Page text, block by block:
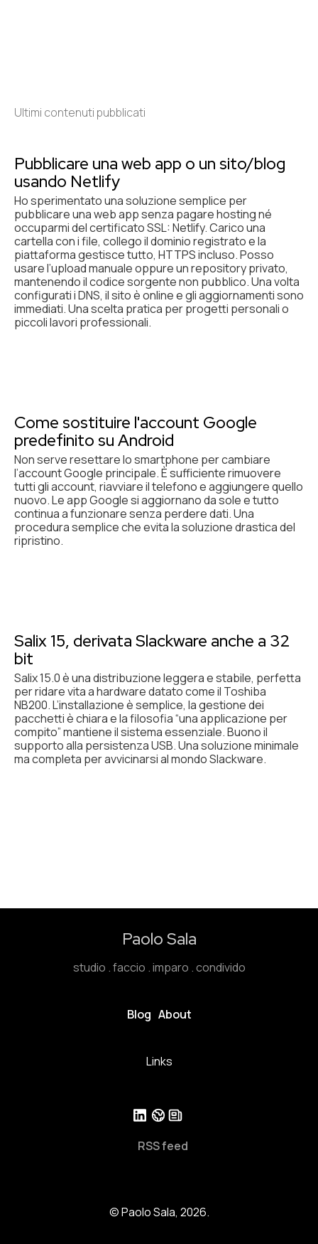
Ultimi contenuti pubblicati
Pubblicare una web app o un sito/blog
usando Netlify
Ho sperimentato una soluzione semplice per
pubblicare una web app senza pagare hosting né
occuparmi del certificato SSL: Netlify. Carico una
cartella con i file, collego il dominio registrato e la
piattaforma gestisce tutto, HTTPS incluso. Posso
usare l’upload manuale oppure un repository privato,
mantenendo il codice sorgente non pubblico. Una volta
configurati i DNS, il sito è online e gli aggiornamenti sono
immediati. Una scelta pratica per progetti personali o
piccoli lavori professionali.
Come sostituire l'account Google
predefinito su Android
Non serve resettare lo smartphone per cambiare
l’account Google principale. È sufficiente rimuovere
tutti gli account, riavviare il telefono e aggiungere quello
nuovo. Le app Google si aggiornano da sole e tutto
continua a funzionare senza perdere dati. Una
procedura semplice che evita la soluzione drastica del
ripristino.
Salix 15, derivata Slackware anche a 32
bit
Salix 15.0 è una distribuzione leggera e stabile, perfetta
per ridare vita a hardware datato come il Toshiba
NB200. L’installazione è semplice, la gestione dei
pacchetti è chiara e la filosofia “una applicazione per
compito” mantiene il sistema essenziale. Buono il
supporto alla persistenza USB. Una soluzione minimale
ma completa per avvicinarsi al mondo Slackware.
Paolo Sala
studio . faccio . imparo . condivido
Blog About
Links
RSS feed
© Paolo Sala, 2026.